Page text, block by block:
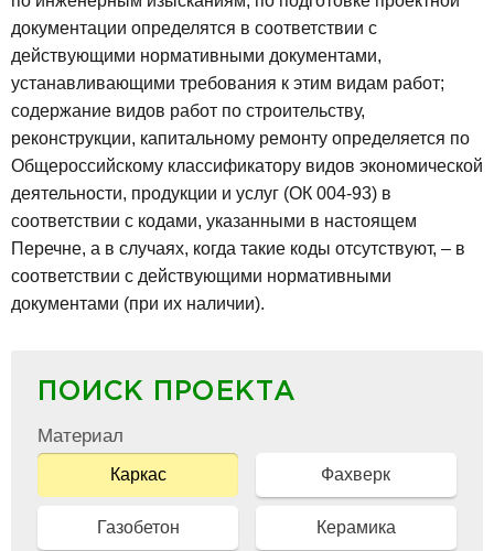
документации определятся в соответствии с
действующими нормативными документами,
устанавливающими требования к этим видам работ;
содержание видов работ по строительству,
реконструкции, капитальному ремонту определяется по
Общероссийскому классификатору видов экономической
деятельности, продукции и услуг (ОК 004-93) в
соответствии с кодами, указанными в настоящем
Перечне, а в случаях, когда такие коды отсутствуют, – в
соответствии с действующими нормативными
документами (при их наличии).
ПОИСК ПРОЕКТА
Материал
Каркас Фахверк
Газобетон Керамика